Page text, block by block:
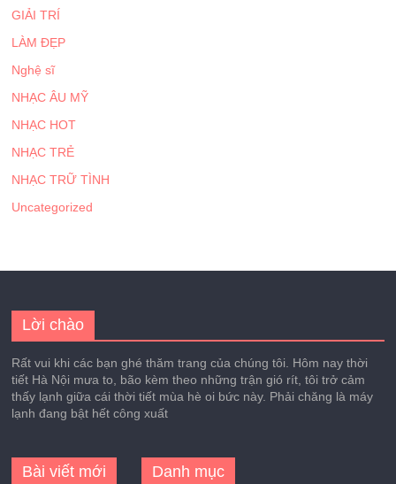
GIẢI TRÍ
LÀM ĐẸP
Nghệ sĩ
NHẠC ÂU MỸ
NHẠC HOT
NHẠC TRẺ
NHẠC TRỮ TÌNH
Uncategorized
Lời chào
Rất vui khi các bạn ghé thăm trang của chúng tôi. Hôm nay thời
tiết Hà Nội mưa to, bão kèm theo những trận gió rít, tôi trở cảm
thấy lạnh giữa cái thời tiết mùa hè oi bức này. Phải chăng là máy
lạnh đang bật hết công xuất
Bài viết mới Danh mục